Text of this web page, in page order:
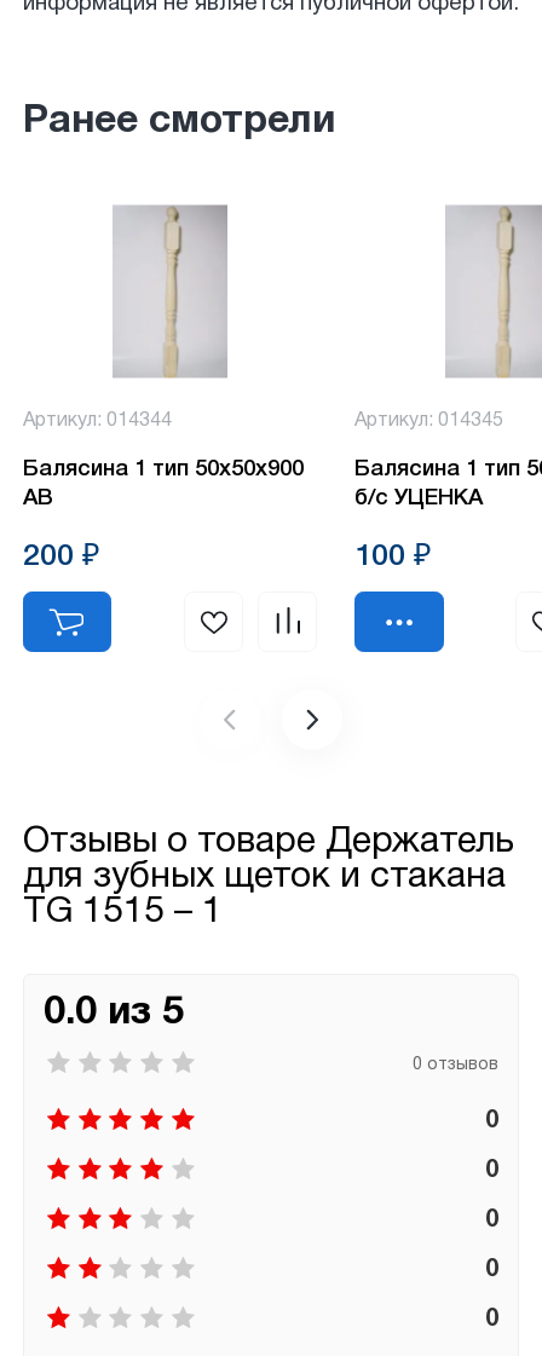
Ранее смотрели
Артикул: 014344
Балясина 1 тип 50х50х900
АВ
200 ₽
Артикул: 014345
Балясина 1 тип
б/с УЦЕНКА
100 ₽
Отзывы о товаре Держатель
для зубных щеток и стакана
TG 1515 – 1
0.0 из 5
0 отзывов
0
0
0
0
0